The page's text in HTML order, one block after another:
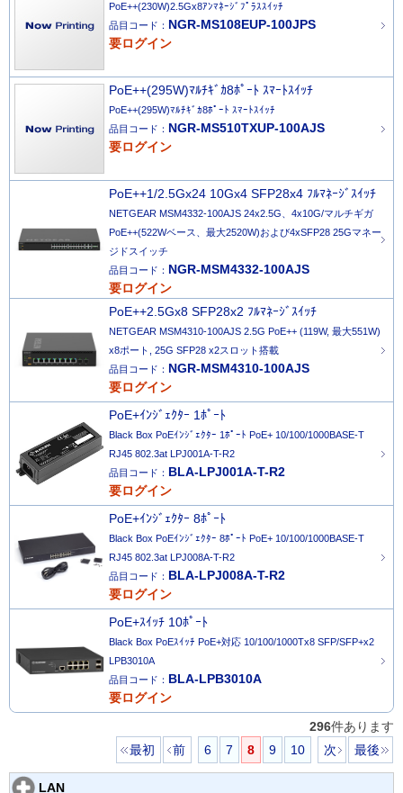
PoE++(230W)2.5Gx8ｱﾝﾏﾈｰｼﾞﾌﾟﾗｽｽｲｯﾁ
品目コード： NGR-MS108EUP-100JPS
要ログイン
PoE++(295W)ﾏﾙﾁｷﾞｶ8ﾎﾟｰﾄ ｽﾏｰﾄｽｲｯﾁ
PoE++(295W)ﾏﾙﾁｷﾞｶ8ﾎﾟｰﾄ ｽﾏｰﾄｽｲｯﾁ
品目コード： NGR-MS510TXUP-100AJS
要ログイン
PoE++1/2.5Gx24 10Gx4 SFP28x4 ﾌﾙﾏﾈｰｼﾞｽｲｯﾁ
NETGEAR MSM4332-100AJS 24x2.5G、4x10G/マルチギガ
PoE++(522Wベース、最大2520W)および4xSFP28 25Gマネー
ジドスイッチ
品目コード： NGR-MSM4332-100AJS
要ログイン
PoE++2.5Gx8 SFP28x2 ﾌﾙﾏﾈｰｼﾞｽｲｯﾁ
NETGEAR MSM4310-100AJS 2.5G PoE++ (119W, 最大551W)
x8ポート, 25G SFP28 x2スロット搭載
品目コード： NGR-MSM4310-100AJS
要ログイン
PoE+ｲﾝｼﾞｪｸﾀｰ 1ﾎﾟｰﾄ
Black Box PoEｲﾝｼﾞｪｸﾀｰ 1ﾎﾟｰﾄ PoE+ 10/100/1000BASE-T
RJ45 802.3at LPJ001A-T-R2
品目コード： BLA-LPJ001A-T-R2
要ログイン
PoE+ｲﾝｼﾞｪｸﾀｰ 8ﾎﾟｰﾄ
Black Box PoEｲﾝｼﾞｪｸﾀｰ 8ﾎﾟｰﾄ PoE+ 10/100/1000BASE-T
RJ45 802.3at LPJ008A-T-R2
品目コード： BLA-LPJ008A-T-R2
要ログイン
PoE+ｽｲｯﾁ 10ﾎﾟｰﾄ
Black Box PoEｽｲｯﾁ PoE+対応 10/100/1000Tx8 SFP/SFP+x2
LPB3010A
品目コード： BLA-LPB3010A
要ログイン
296件あります
最初
前 6 7 8 9 10 次 最後
LAN